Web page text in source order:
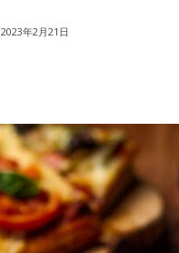
2023年2月21日